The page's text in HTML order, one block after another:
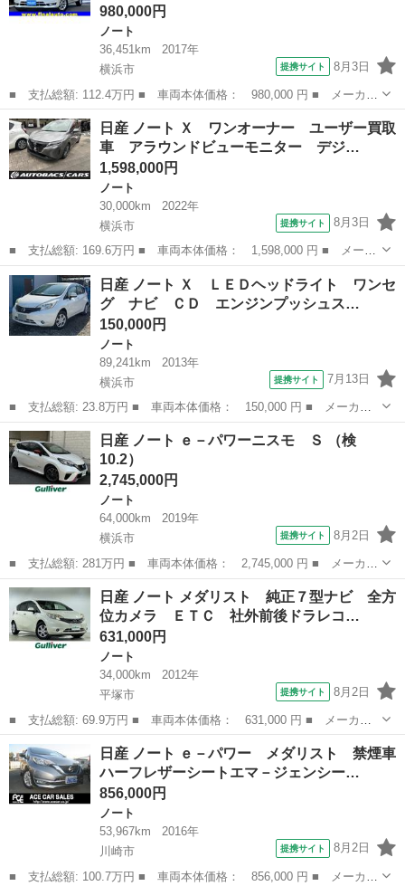
980,000円
ノート
36,451km
2017年
横浜市
提携サイト 8月3日
■ 支払総額: 112.4万円 ■ 車両本体価格： 980,000 円 ■ メーカー
名： 日産 ■ 車種名： ノート ■ グレード名： ｅ－パワー メ
ダリスト 踏間違衝突防止クリアランスソナーエマージェンシーブレ
ーキ禁煙ワ...
神奈川 横浜市 ノート
日産 ノート Ｘ ワンオーナー ユーザー買取
車 アラウンドビューモニター デジ…
1,598,000円
ノート
30,000km
2022年
横浜市
提携サイト 8月3日
■ 支払総額: 169.6万円 ■ 車両本体価格： 1,598,000 円 ■ メーカ
ー名： 日産 ■ 車種名： ノート ■ グレード名： Ｘ ワンオー
ナー ユーザー買取車 アラウンドビューモニター デジタルミラ
ー プロパ...
神奈川 横浜市 ノート
日産 ノート Ｘ ＬＥＤヘッドライト ワンセ
グ ナビ ＣＤ エンジンプッシュス…
150,000円
ノート
89,241km
2013年
横浜市
提携サイト 7月13日
■ 支払総額: 23.8万円 ■ 車両本体価格： 150,000 円 ■ メーカー
名： 日産 ■ 車種名： ノート ■ グレード名： Ｘ ＬＥＤヘッ
ドライト ワンセグ ナビ ＣＤ エンジンプッシュスタート スマ
ートキー 電...
神奈川 横浜市 ノート
日産 ノート ｅ－パワーニスモ Ｓ （検
10.2）
2,745,000円
ノート
64,000km
2019年
横浜市
提携サイト 8月2日
■ 支払総額: 281万円 ■ 車両本体価格： 2,745,000 円 ■ メーカー
名： 日産 ■ 車種名： ノート ■ グレード名： ｅ－パワーニス
モ Ｓ ■ 排気量： 1200cc ■ ドア枚数： 5D ■ ミッション...
神奈川 横浜市 ノート
日産 ノート メダリスト 純正７型ナビ 全方
位カメラ ＥＴＣ 社外前後ドラレコ…
631,000円
ノート
34,000km
2012年
平塚市
提携サイト 8月2日
■ 支払総額: 69.9万円 ■ 車両本体価格： 631,000 円 ■ メーカー
名： 日産 ■ 車種名： ノート ■ グレード名： メダリスト 純
正７型ナビ 全方位カメラ ＥＴＣ 社外前後ドラレコ 純正フロア
マット 革巻...
神奈川 平塚市 ノート
日産 ノート ｅ－パワー メダリスト 禁煙車
ハーフレザーシートエマ－ジェンシー…
856,000円
ノート
53,967km
2016年
川崎市
提携サイト 8月2日
■ 支払総額: 100.7万円 ■ 車両本体価格： 856,000 円 ■ メーカー